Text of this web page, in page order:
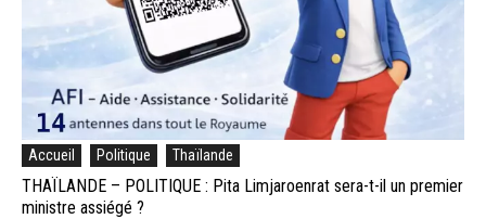
Accueil Politique Thaïlande
THAÏLANDE – POLITIQUE : Pita Limjaroenrat sera-t-il un premier
ministre assiégé ?